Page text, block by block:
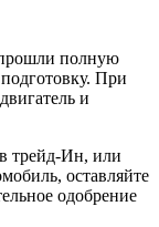
полную
При
и
трейд-Ин, или
оставляйте
одобрение